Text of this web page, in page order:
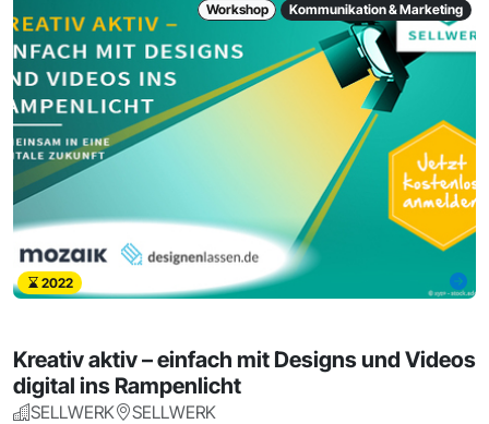
Workshop Kommunikation & Marketing
2022
Kreativ aktiv – einfach mit Designs und Videos
digital ins Rampenlicht
SELLWERK
SELLWERK